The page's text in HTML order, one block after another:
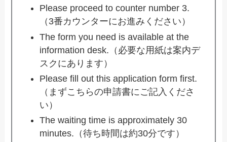
Please proceed to counter number 3.
（3番カウンターにお進みください）
The form you need is available at the
information desk.（必要な用紙は案内デ
スクにあります）
Please fill out this application form first.
（まずこちらの申請書にご記入くださ
い）
The waiting time is approximately 30
minutes.（待ち時間は約30分です）